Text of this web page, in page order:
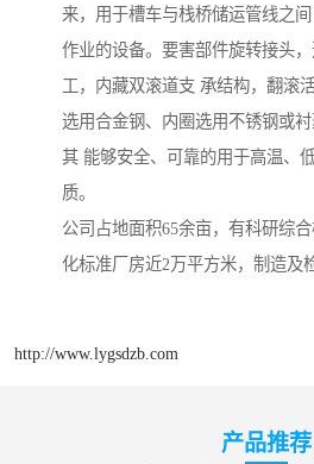
来，用于槽车与栈桥储运管线之
作业的设备。要害部件旋转接头
工，内藏双滚道支 承结构，翻滚
选用合金钢、内圈选用不锈钢或
其 能够安全、可靠的用于高温、
质。
公司占地面积65余亩，有科研综
化标准厂房近2万平方米，制造及
http://www.lygsdzb.com
产品推荐